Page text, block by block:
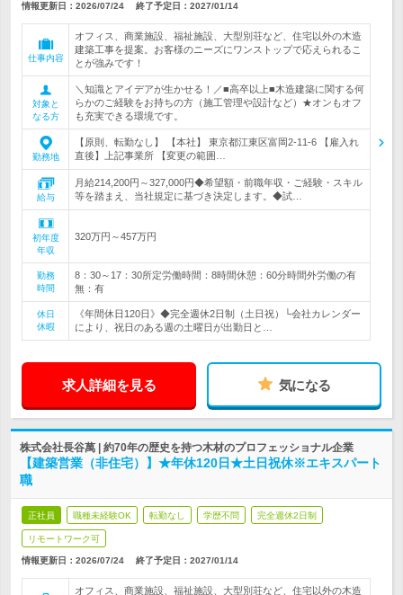
情報更新日：2026/07/24 終了予定日： 2027/01/14
仕事内容
オフィス、商業施設、福祉施設、大型別荘など、住宅以外の木造
建築工事を提案。お客様のニーズにワンストップで応えられるこ
とが強みです！
対象と
なる方
＼知識とアイデアが生かせる！／■高卒以上■木造建築に関する何
らかのご経験をお持ちの方（施工管理や設計など）★オンもオフ
も充実できる環境です。
勤務地
【原則、転勤なし】 【本社】 東京都江東区富岡2-11-6 【雇入れ
直後】上記事業所 【変更の範囲…
給与
月給214,200円～327,000円◆希望額・前職年収・ご経験・スキル
等を踏まえ、当社規定に基づき決定します。◆試…
初年度
年収
320万円～457万円
勤務
時間
8：30～17：30所定労働時間：8時間休憩：60分時間外労働の有
無：有
休日
休暇
《年間休日120日》◆完全週休2日制（土日祝）└会社カレンダー
により、祝日のある週の土曜日が出勤日と…
求人詳細を見る 気になる
株式会社長谷萬 | 約70年の歴史を持つ木材のプロフェッショナル企業
【建築営業（非住宅）】★年休120日★土日祝休※エキスパート
職
正社員 職種未経験OK 転勤なし 学歴不問 完全週休2日制
リモートワーク可
情報更新日：2026/07/24 終了予定日： 2027/01/14
オフィス、商業施設、福祉施設、大型別荘など、住宅以外の木造